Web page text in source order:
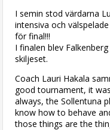
I semin stod värdarna
intensiva och
för final!!!
I finalen blev
skiljeset.
Coach Lauri Hakala
good tournament, it
always, the Sollentuna
know how to behave
those things are the